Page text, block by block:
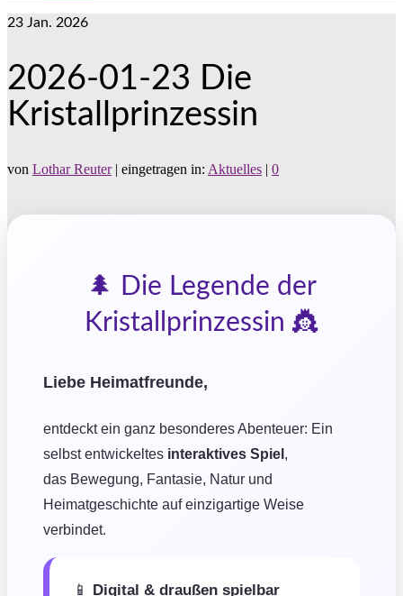
23 Jan. 2026
2026-01-23 Die
Kristallprinzessin
von Lothar Reuter | eingetragen in: Aktuelles | 0
🌲 Die Legende der
Kristallprinzessin 👸
Liebe Heimatfreunde,
entdeckt ein ganz besonderes Abenteuer: Ein
selbst entwickeltes interaktives Spiel ,
das Bewegung, Fantasie, Natur und
Heimatgeschichte auf einzigartige Weise
verbindet.
📱 Digital & draußen spielbar